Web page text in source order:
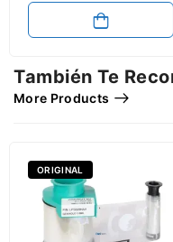
ZC100 / ZC300 Hasta
200 Imágenes
También Te
More Products
ORIGINAL